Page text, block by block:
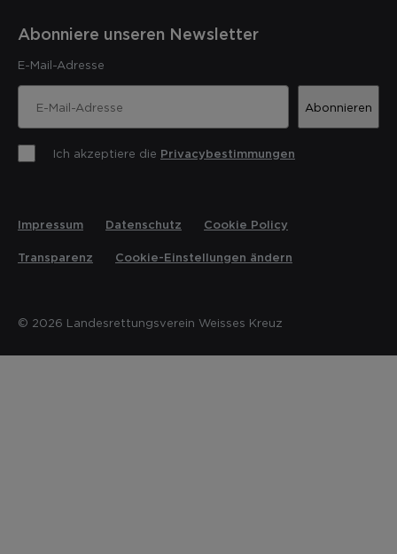
Abonniere unseren Newsletter
E-Mail-Adresse
Abonnieren
Ich akzeptiere die Privacybestimmungen
© 2026 Landesrettungsverein Weisses Kreuz
Impressum Datenschutz Cookie Policy
Transparenz Cookie-Einstellungen ändern